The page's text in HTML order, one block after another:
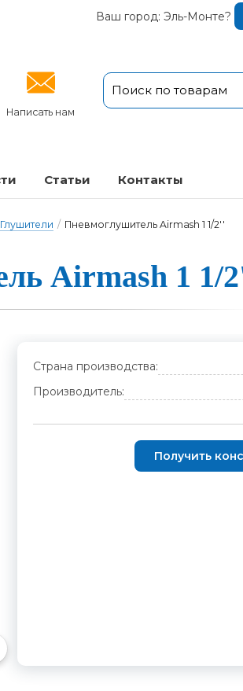
Ваш город: Эль-Монте?
Написать нам
Статьи Кон­так­ты
Глушители / Пневмоглушитель Airmash 1 1/2''
Airmash 1 1/
Страна производства:
Производитель:
Получить